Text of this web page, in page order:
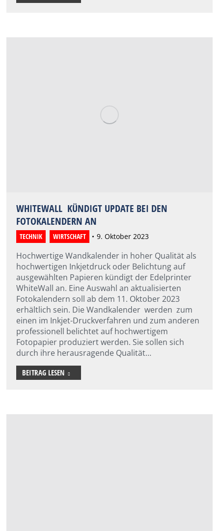
WHITEWALL KÜNDIGT UPDATE BEI DEN
FOTOKALENDERN AN
TECHNIK WIRTSCHAFT 9. Oktober 2023
Hochwertige Wandkalender in hoher Qualität als
hochwertigen Inkjetdruck oder Belichtung auf
ausgewählten Papieren kündigt der Edelprinter
WhiteWall an. Eine Auswahl an aktualisierten
Fotokalendern soll ab dem 11. Oktober 2023
erhältlich sein. Die Wandkalender werden zum
einen im Inkjet-Druckverfahren und zum anderen
professionell belichtet auf hochwertigem
Fotopapier produziert werden. Sie sollen sich
durch ihre herausragende Qualität…
BEITRAG LESEN